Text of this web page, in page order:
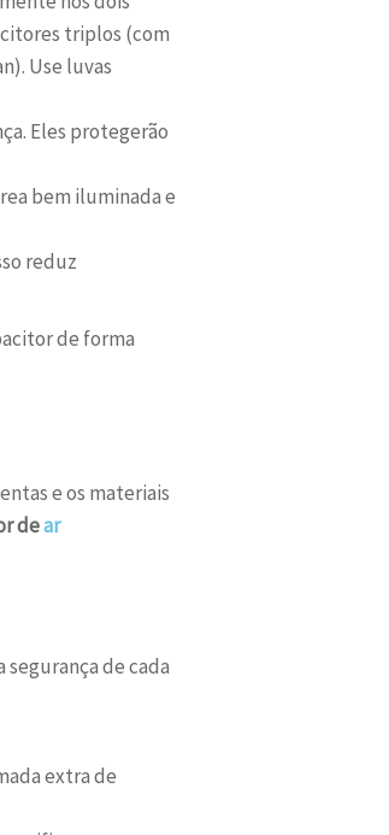
triplos (com
Use luvas
Eles protegerão
bem iluminada e
reduz
de forma
e os materiais
dear
de cada
extra de